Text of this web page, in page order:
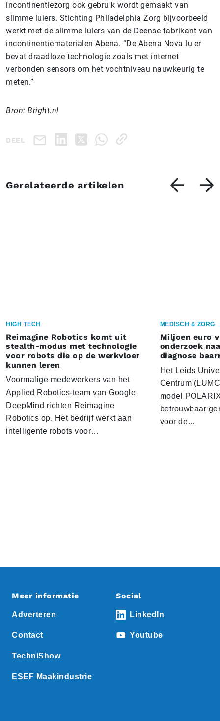
incontinentiezorg ook gebruik wordt gemaakt van
slimme luiers. Stichting Philadelphia Zorg bijvoorbeeld
werkt met de slimme luiers van de Deense fabrikant van
incontinentiematerialen Abena. “De Abena Nova luier
bevat draadloze technologie zoals met internet
verbonden sensors om het vochtniveau nauwkeurig te
meten.”
Bron: Bright.nl
DEEL
Gerelateerde artikelen
HIGH TECH
Reimagine Robotics komt uit
stealth-modus met technologie
voor robots die op de werkvloer
kunnen leren
Voormalige medewerkers van het
Applied Robotics-team van Google
DeepMind richten Reimagine
Robotics op. Het bedrijf werkt aan
intelligente robots voor…
MEDISCH & ZORG
Miljoen euro
onderzoek
diagnose
Het Leids
Centrum
model
betrouwbaar
voor de…
Meer informatie
Adverteren
Contact
TechniShow
ESEF Maakindustrie
Social
LinkedIn
Youtube